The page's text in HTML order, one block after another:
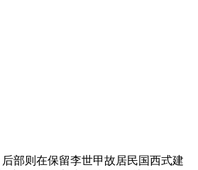
部则在保留李世甲故居民国西式建